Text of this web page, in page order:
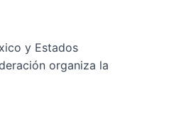
y Estados
organiza la